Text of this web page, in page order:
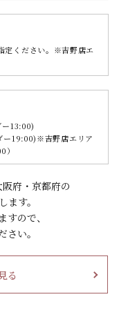
定ください。 ※吉野店エ
13:00)
ー19:00)※吉野店エリア
府・京都府の
ます。
ので、
さい。
る